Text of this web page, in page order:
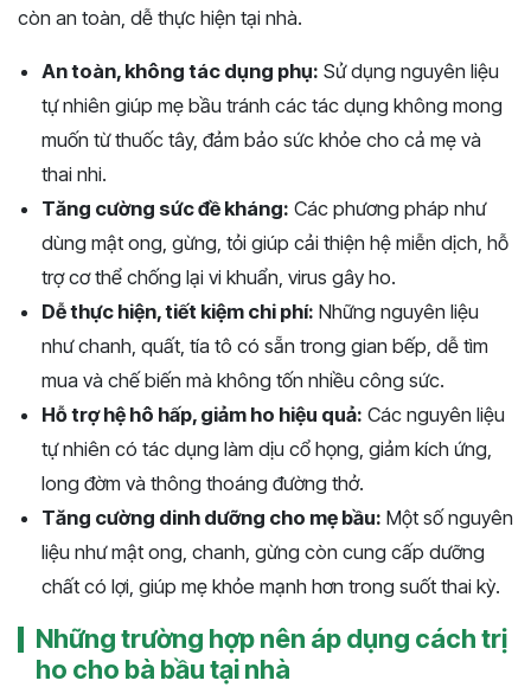
còn an toàn, dễ thực hiện tại nhà.
An toàn, không tác dụng phụ: Sử dụng nguyên liệu
tự nhiên giúp mẹ bầu tránh các tác dụng không mong
muốn từ thuốc tây, đảm bảo sức khỏe cho cả mẹ và
thai nhi.
Tăng cường sức đề kháng: Các phương pháp như
dùng mật ong, gừng, tỏi giúp cải thiện hệ miễn dịch, hỗ
trợ cơ thể chống lại vi khuẩn, virus gây ho.
Dễ thực hiện, tiết kiệm chi phí: Những nguyên liệu
như chanh, quất, tía tô có sẵn trong gian bếp, dễ tìm
mua và chế biến mà không tốn nhiều công sức.
Hỗ trợ hệ hô hấp, giảm ho hiệu quả: Các nguyên liệu
tự nhiên có tác dụng làm dịu cổ họng, giảm kích ứng,
long đờm và thông thoáng đường thở.
Tăng cường dinh dưỡng cho mẹ bầu: Một số nguyên
liệu như mật ong, chanh, gừng còn cung cấp dưỡng
chất có lợi, giúp mẹ khỏe mạnh hơn trong suốt thai kỳ.
Những trường hợp nên áp dụng cách trị
ho cho bà bầu tại nhà